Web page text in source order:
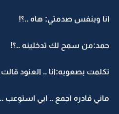
انا وبنفس صدمتي: هاه ..؟!
حمد:من سمح لك تدخلينه ..؟!
تكلمت بصعوبه:انا .. العنود
ماني قادره اجمع .. ابي